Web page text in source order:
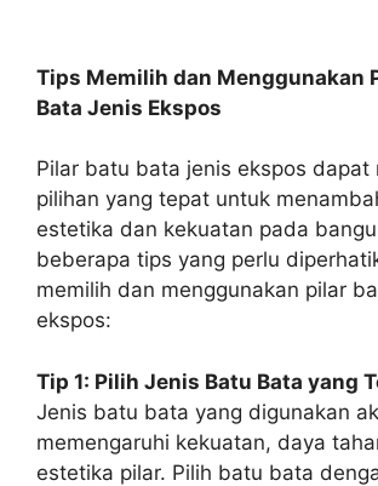
Tips Memilih dan Menggunakan
Bata Jenis Ekspos
Pilar batu bata jenis ekspos dapat
pilihan yang tepat untuk
estetika dan kekuatan pada
beberapa tips yang perlu
memilih dan menggunakan pilar
ekspos:
Tip 1: Pilih Jenis Batu Bata yang
Jenis batu bata yang digunakan
memengaruhi kekuatan, daya
estetika pilar. Pilih batu bata